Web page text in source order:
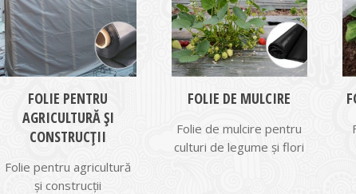
FOLIE PENTRU
AGRICULTURĂ ȘI
CONSTRUCȚII
Folie pentru agricultură
și construcții
FOLIE DE MULCIRE
Folie de mulcire pentru
culturi de legume și flori